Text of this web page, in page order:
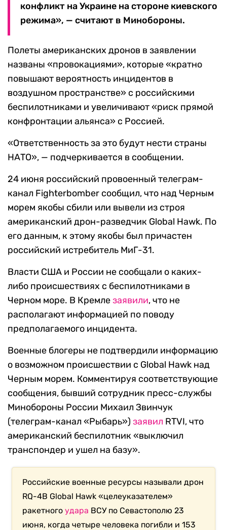
конфликт на Украине на стороне киевского
режима», — считают в Минобороны.
Полеты американских дронов в заявлении
названы «провокациями», которые «кратно
повышают вероятность инцидентов в
воздушном пространстве» с российскими
беспилотниками и увеличивают «риск прямой
конфронтации альянса» с Россией.
«Ответственность за это будут нести страны
НАТО», — подчеркивается в сообщении.
24 июня российский провоенный телеграм-
канал Fighterbomber сообщил, что над Черным
морем якобы сбили или вывели из строя
американский дрон-разведчик Global Hawk. По
его данным, к этому якобы был причастен
российский истребитель МиГ-31.
Власти США и России не сообщали о каких-
либо происшествиях с беспилотниками в
Черном море. В Кремлезаявили, что не
располагают информацией по поводу
предполагаемого инцидента.
Военные блогеры не подтвердили информацию
о возможном происшествии с Global Hawk над
Черным морем. Комментируя соответствующие
сообщения, бывший сотрудник пресс-службы
Минобороны России Михаил Звинчук
(телеграм-канал «Рыбарь») заявил RTVI, что
американский беспилотник «выключил
транспондер и ушел на базу».
Российские военные ресурсы называли дрон
RQ-4B Global Hawk «целеуказателем»
ракетногоудара ВСУ по Севастополю 23
июня, когда четыре человека погибли и 153